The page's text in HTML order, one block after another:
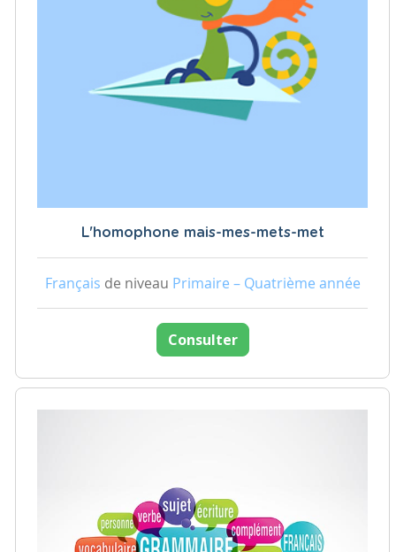
L'homophone mais-mes-mets-met
Français de niveau Primaire – Quatrième année
Consulter